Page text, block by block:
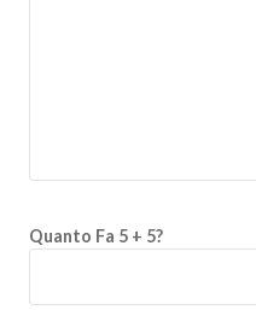
Quanto Fa 5 + 5?